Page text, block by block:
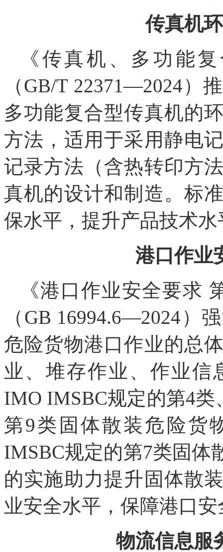
传真机
《传真机、多功能
（GB/T 22371—2024）
多功能复合型传真机的
方法，适用于采用静电
记录方法（含热转印方
真机的设计和制造。标
保水平，提升产品技术
港口作业
《港口作业安全要求
（GB 16994.6—2024）
危险货物港口作业的总
业、堆存作业、作业信
IMO IMSBC规定的第4
第9类固体散装危险货
IMSBC规定的第7类固体
的实施助力提升固体散
业安全水平，保障港口
物流信息服